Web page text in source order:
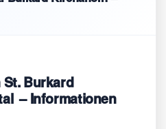
Burkard
– Informationen